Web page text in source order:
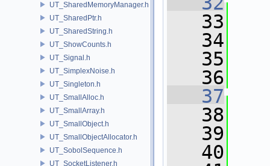
UT_SharedMemoryManager.h
UT_SharedPtr.h
UT_SharedString.h
UT_ShowCounts.h
UT_Signal.h
UT_SimplexNoise.h
UT_Singleton.h
UT_SmallAlloc.h
UT_SmallArray.h
UT_SmallObject.h
UT_SmallObjectAllocator.h
UT_SobolSequence.h
UT_SocketListener.h
   33
   34
   35
   36
   37
   38
   39
   40